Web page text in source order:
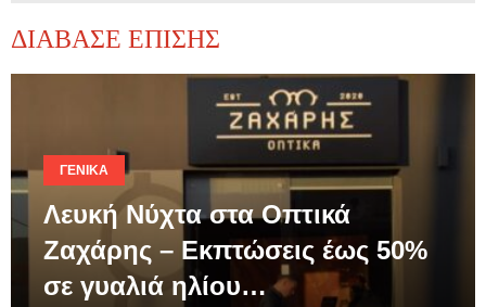
ΔΙΑΒΑΣΕ ΕΠΙΣΗΣ
ΓΕΝΙΚΆ
Λευκή Νύχτα στα Οπτικά
Ζαχάρης – Εκπτώσεις έως 50%
σε γυαλιά ηλίου…